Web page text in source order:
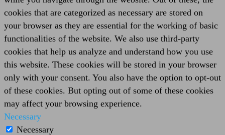
cookies that are categorized as necessary are stored on
your browser as they are essential for the working of basic
functionalities of the website. We also use third-party
cookies that help us analyze and understand how you use
this website. These cookies will be stored in your browser
only with your consent. You also have the option to opt-out
of these cookies. But opting out of some of these cookies
may affect your browsing experience.
Necessary
Necessary